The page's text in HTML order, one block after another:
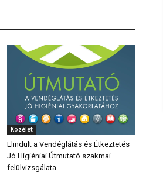
Közélet
Elindult a Vendéglátás és Étkeztetés
Jó Higiéniai Útmutató szakmai
felülvizsgálata